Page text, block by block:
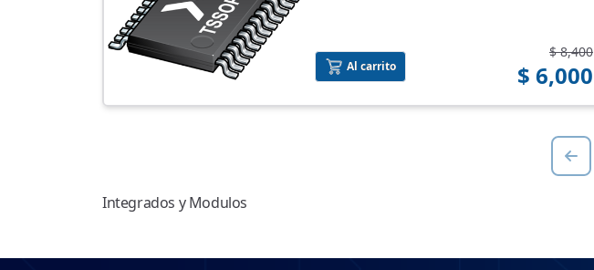
Al carrito
$ 8,400
$ 6,000
Integrados y Modulos